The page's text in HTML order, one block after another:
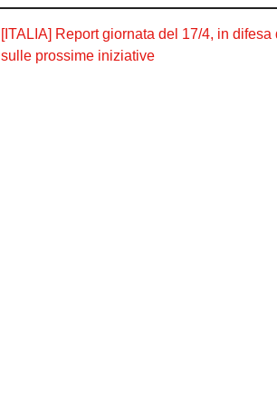
[ITALIA] Report giornata del 17/4, in
sulle prossime iniziative